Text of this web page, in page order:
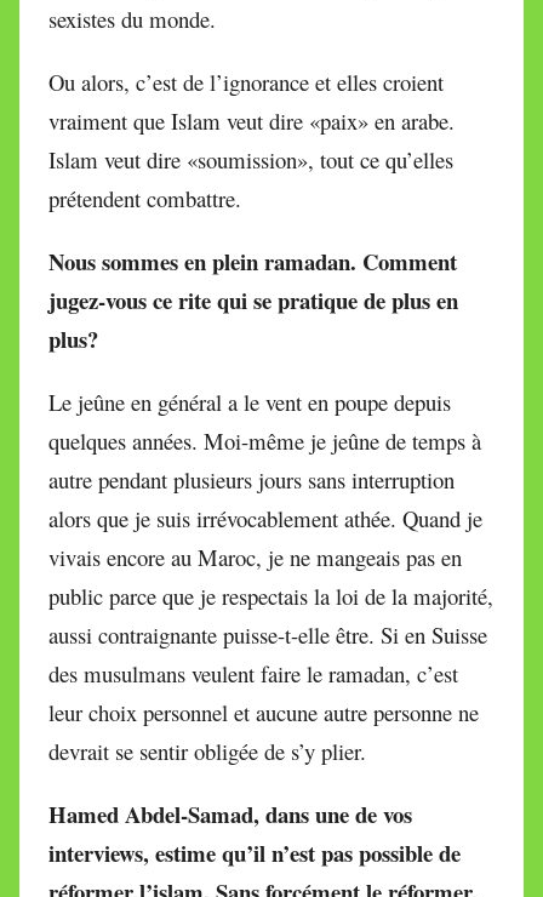
sexistes du monde.
Ou alors, c’est de l’ignorance et elles croient
vraiment que Islam veut dire «paix» en arabe.
Islam veut dire «soumission», tout ce qu’elles
prétendent combattre.
Nous sommes en plein ramadan. Comment
jugez-vous ce rite qui se pratique de plus en
plus?
Le jeûne en général a le vent en poupe depuis
quelques années. Moi-même je jeûne de temps à
autre pendant plusieurs jours sans interruption
alors que je suis irrévocablement athée. Quand je
vivais encore au Maroc, je ne mangeais pas en
public parce que je respectais la loi de la majorité,
aussi contraignante puisse-t-elle être. Si en Suisse
des musulmans veulent faire le ramadan, c’est
leur choix personnel et aucune autre personne ne
devrait se sentir obligée de s’y plier.
Hamed Abdel-Samad, dans une de vos
interviews, estime qu’il n’est pas possible de